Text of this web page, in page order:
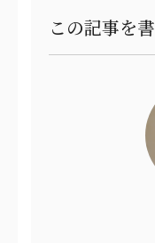
この記事を